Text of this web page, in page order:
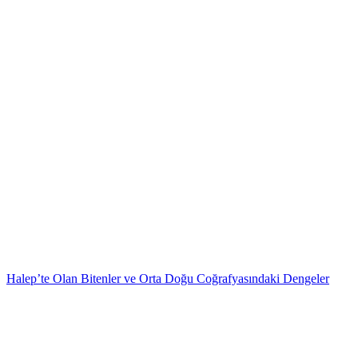
Halep’te Olan Bitenler ve Orta Doğu Coğrafyasındaki Dengeler